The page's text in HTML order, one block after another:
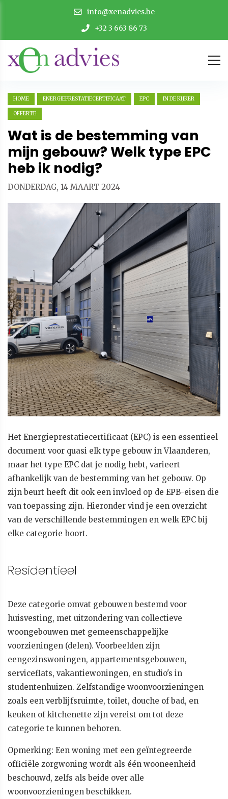
info@xenadvies.be
+32 3 663 86 73
HOME ENERGIEPRESTATIECERTIFICAAT EPC IN DE KIJKER
OFFERTE
Wat is de bestemming van
mijn gebouw? Welk type EPC
heb ik nodig?
DONDERDAG, 14 MAART 2024
Het Energieprestatiecertificaat (EPC) is een essentieel
document voor quasi elk type gebouw in Vlaanderen,
maar het type EPC dat je nodig hebt, varieert
afhankelijk van de bestemming van het gebouw. Op
zijn beurt heeft dit ook een invloed op de EPB-eisen die
van toepassing zijn. Hieronder vind je een overzicht
van de verschillende bestemmingen en welk EPC bij
elke categorie hoort.
Residentieel
Deze categorie omvat gebouwen bestemd voor
huisvesting, met uitzondering van collectieve
woongebouwen met gemeenschappelijke
voorzieningen (delen). Voorbeelden zijn
eengezinswoningen, appartementsgebouwen,
serviceflats, vakantiewoningen, en studio's in
studentenhuizen. Zelfstandige woonvoorzieningen
zoals een verblijfsruimte, toilet, douche of bad, en
keuken of kitchenette zijn vereist om tot deze
categorie te kunnen behoren.
Opmerking: Een woning met een geïntegreerde
officiële zorgwoning wordt als één wooneenheid
beschouwd, zelfs als beide over alle
woonvoorzieningen beschikken.